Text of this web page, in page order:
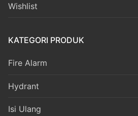
Wishlist
KATEGORI PRODUK
Fire Alarm
Hydrant
Isi Ulang